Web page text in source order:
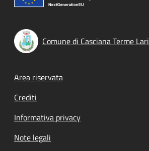
Comune di Casciana Terme Lari
Footer menu
Area riservata
Crediti
Informativa privacy
Note legali